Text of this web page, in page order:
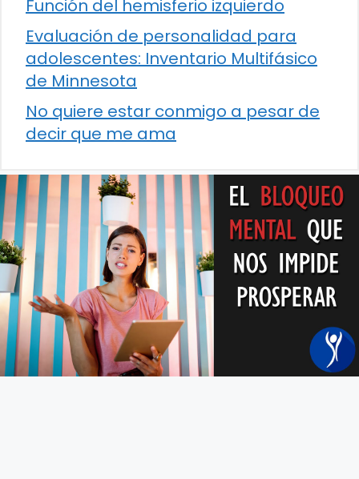
Función del hemisferio izquierdo
Evaluación de personalidad para
adolescentes: Inventario Multifásico
de Minnesota
No quiere estar conmigo a pesar de
decir que me ama